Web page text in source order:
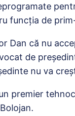
funcția de
Dan că nu
de
nu va
premier